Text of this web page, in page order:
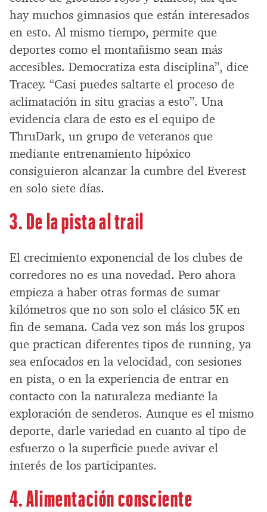
hay muchos gimnasios que están interesados
en esto. Al mismo tiempo, permite que
deportes como el montañismo sean más
accesibles. Democratiza esta disciplina”, dice
Tracey. “Casi puedes saltarte el proceso de
aclimatación in situ gracias a esto”. Una
evidencia clara de esto es el equipo de
ThruDark, un grupo de veteranos que
mediante entrenamiento hipóxico
consiguieron alcanzar la cumbre del Everest
en solo siete días.
3. De la pista al trail
El crecimiento exponencial de los clubes de
corredores no es una novedad. Pero ahora
empieza a haber otras formas de sumar
kilómetros que no son solo el clásico 5K en
fin de semana. Cada vez son más los grupos
que practican diferentes tipos de running, ya
sea enfocados en la velocidad, con sesiones
en pista, o en la experiencia de entrar en
contacto con la naturaleza mediante la
exploración de senderos. Aunque es el mismo
deporte, darle variedad en cuanto al tipo de
esfuerzo o la superficie puede avivar el
interés de los participantes.
4. Alimentación consciente